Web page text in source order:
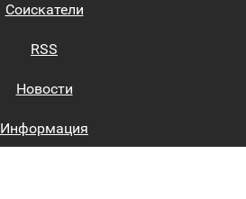
Соискатели
RSS
Новости
Информация